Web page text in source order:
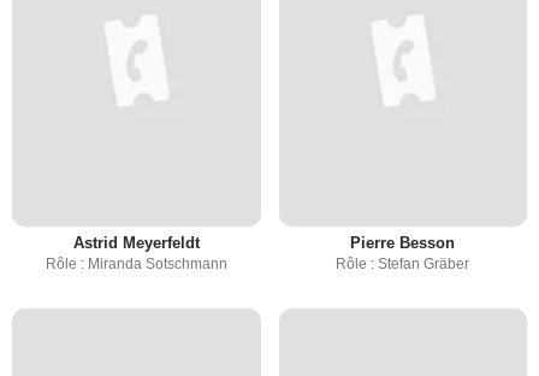
Astrid Meyerfeldt
Rôle : Miranda Sotschmann
Pierre Besson
Rôle : Stefan Gräber